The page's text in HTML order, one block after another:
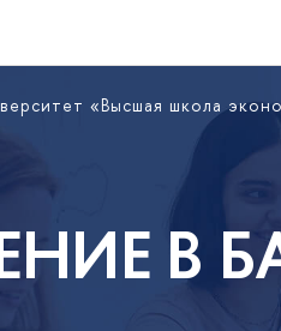
«Высшая школа
В